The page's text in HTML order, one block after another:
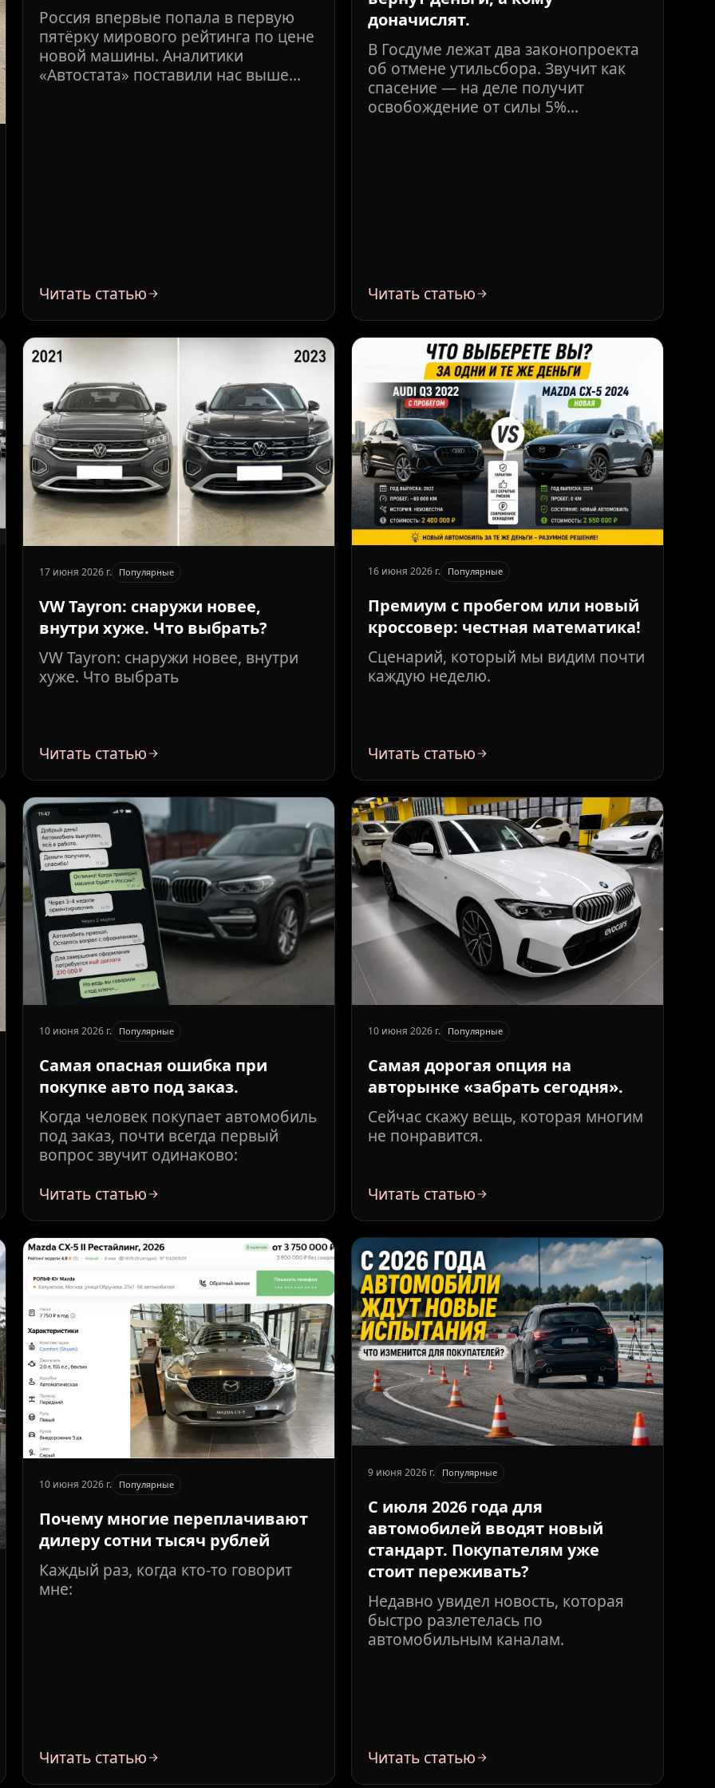
Россия впервые попала в первую
пятёрку мирового рейтинга по цене
новой машины. Аналитики
«Автостата» поставили нас выше
Читать статью
доначислят.
В Госдуме лежат два законопроекта
об отмене утильсбора. Звучит как
спасение — на деле получит
освобождение от силы 5%
Читать статью
17 июня 2026 г. Популярные
VW Tayron: снаружи новее,
внутри хуже. Что выбрать?
VW Tayron: снаружи новее, внутри
хуже. Что выбрать
Читать статью
16 июня 2026 г. Популярные
Премиум с пробегом или новый
кроссовер: честная математика!
Сценарий, который мы видим почти
каждую неделю.
Читать статью
10 июня 2026 г. Популярные
Самая опасная ошибка при
покупке авто под заказ.
Когда человек покупает автомобиль
под заказ, почти всегда первый
вопрос звучит одинаково:
Читать статью
10 июня 2026 г. Популярные
Самая дорогая опция на
авторынке «забрать сегодня».
Сейчас скажу вещь, которая многим
не понравится.
Читать статью
10 июня 2026 г. Популярные
Почему многие переплачивают
дилеру сотни тысяч рублей
Каждый раз, когда кто-то говорит
мне:
Читать статью
9 июня 2026 г. Популярные
С июля 2026 года для
автомобилей вводят новый
стандарт. Покупателям уже
стоит переживать?
Недавно увидел новость, которая
быстро разлетелась по
автомобильным каналам.
Читать статью